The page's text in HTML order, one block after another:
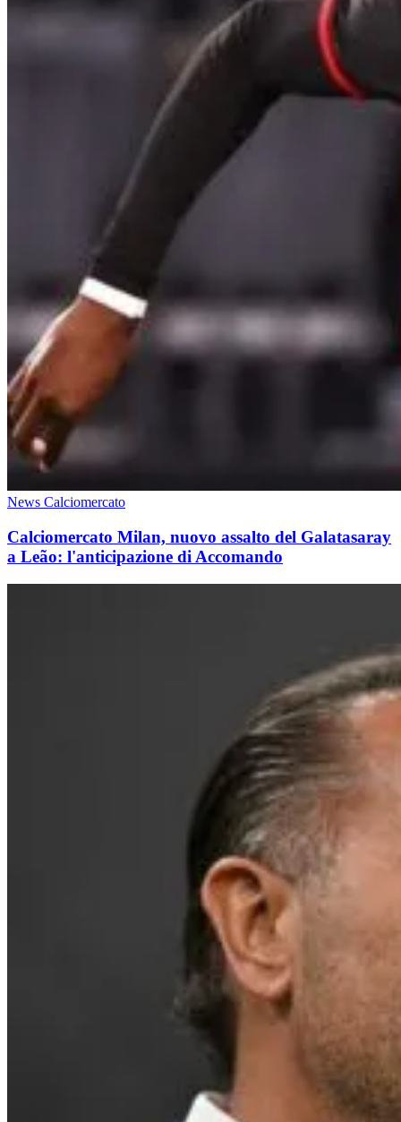
News Calciomercato
Calciomercato Milan, nuovo assalto del Galatasaray
a Leão: l'anticipazione di Accomando